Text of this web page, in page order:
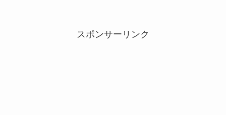
スポンサーリンク